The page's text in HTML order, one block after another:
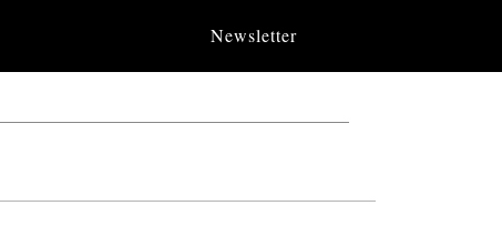
Newsletter